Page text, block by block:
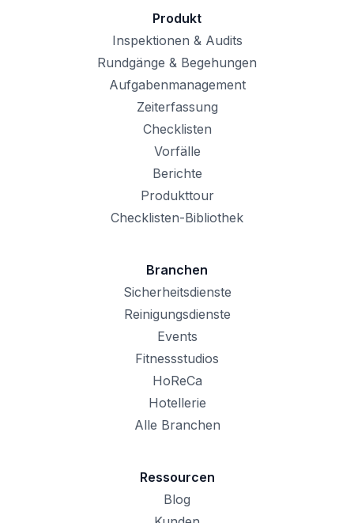
Produkt
Inspektionen & Audits
Rundgänge & Begehungen
Aufgabenmanagement
Zeiterfassung
Checklisten
Vorfälle
Berichte
Produkttour
Checklisten-Bibliothek
Branchen
Sicherheitsdienste
Reinigungsdienste
Events
Fitnessstudios
HoReCa
Hotellerie
Alle Branchen
Ressourcen
Blog